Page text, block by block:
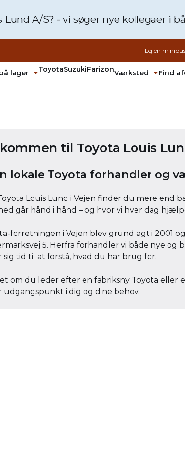
A/S? - vi søger nye kollegaer i
Lej en minibus
lager ToyotaSuzukiFarizonVærksted
Fold
Find
til Toyota Louis
lokale Toyota forhandler og
Louis Lund i Vejen finder du mere end
går hånd i hånd – og hvor vi hver dag
forretningen i Vejen blev grundlagt i 2001
5. Herfra forhandler vi både nye
sig tid til at forstå, hvad du har brug for.
om du leder efter en fabriksny Toyota eller
udgangspunkt i dig og dine behov.